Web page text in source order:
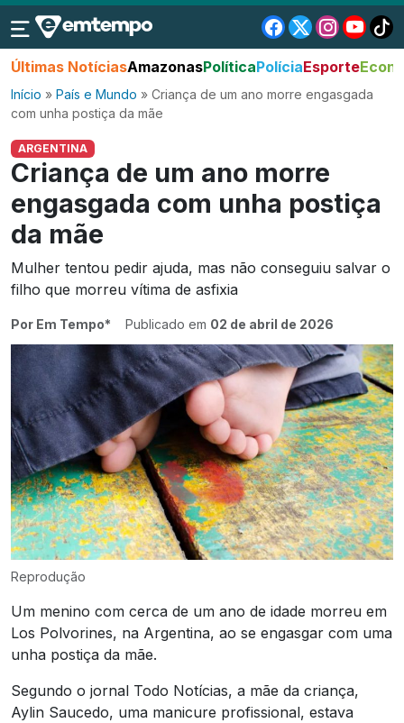
Últimas NotíciasAmazonasPolíticaPolíciaEsporte
Início » País e Mundo » Criança de um ano morre engasgada
com unha postiça da mãe
ARGENTINA
Criança de um ano morre
engasgada com unha postiça
da mãe
Mulher tentou pedir ajuda, mas não conseguiu salvar o
filho que morreu vítima de asfixia
Por Em Tempo* Publicado em 02 de abril de 2026
Reprodução
Um menino com cerca de um ano de idade morreu em
Los Polvorines, na Argentina, ao se engasgar com uma
unha postiça da mãe.
Segundo o jornal Todo Notícias, a mãe da criança,
Aylin Saucedo, uma manicure profissional, estava